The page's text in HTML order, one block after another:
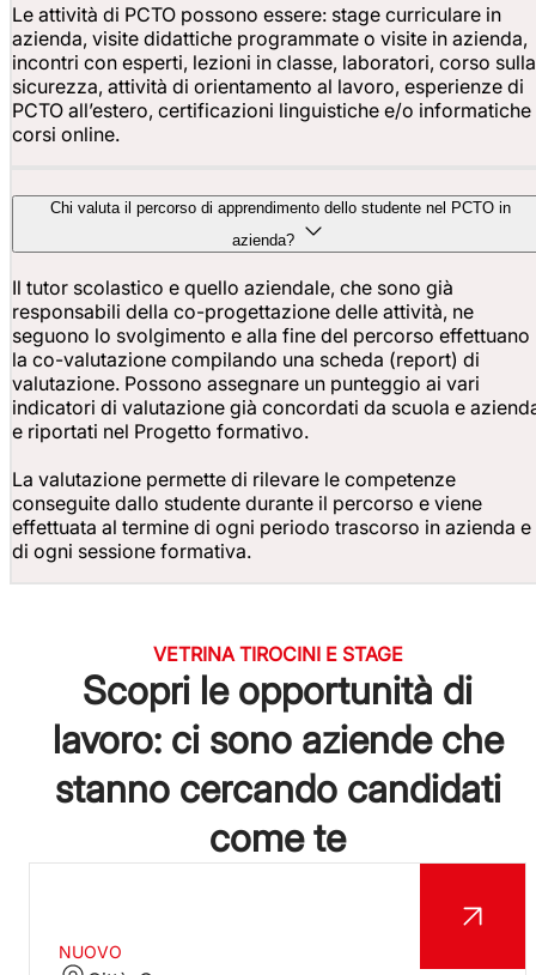
Le attività di PCTO possono essere: stage curriculare in
azienda, visite didattiche programmate o visite in azienda,
incontri con esperti, lezioni in classe, laboratori, corso sulla
sicurezza, attività di orientamento al lavoro, esperienze di
PCTO all’estero, certificazioni linguistiche e/o informatiche
corsi online.
Chi valuta il percorso di apprendimento dello studente nel PCTO in
azienda?
Il tutor scolastico e quello aziendale, che sono già
responsabili della co-progettazione delle attività, ne
seguono lo svolgimento e alla fine del percorso effettuano
la co-valutazione compilando una scheda (report) di
valutazione. Possono assegnare un punteggio ai vari
indicatori di valutazione già concordati da scuola e
e riportati nel Progetto formativo.
La valutazione permette di rilevare le competenze
conseguite dallo studente durante il percorso e viene
effettuata al termine di ogni periodo trascorso in azienda e
di ogni sessione formativa.
VETRINA TIROCINI E STAGE
Scopri le opportunità di
lavoro: ci sono aziende che
stanno cercando candidati
come te
NUOVO